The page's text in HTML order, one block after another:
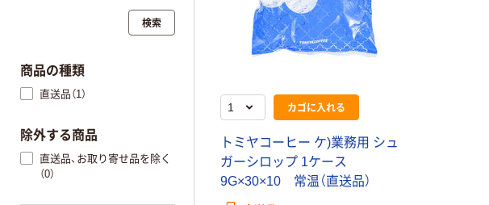
カゴに入れる
トミヤコーヒー ケ)業務用 シュ
ガーシロップ 1ケース
9G×30×10 常温（直送品）
検索
商品の種類
直送品（1）
除外する商品
直送品、お取り寄せ品を除く
（0）